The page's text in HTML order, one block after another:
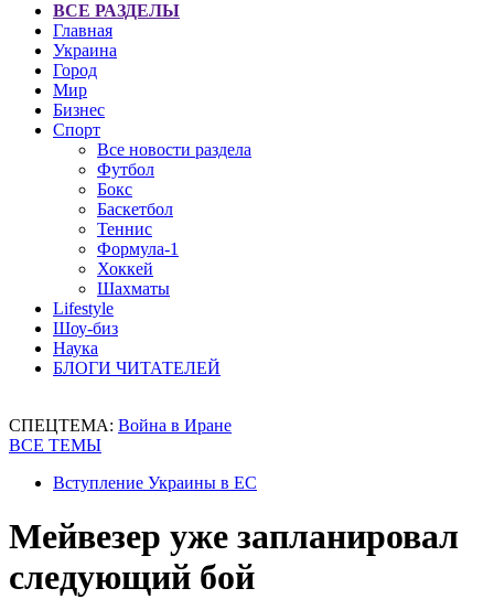
ВСЕ РАЗДЕЛЫ
Главная
Украина
Город
Мир
Бизнес
Спорт
Все новости раздела
Футбол
Бокс
Баскетбол
Теннис
Формула-1
Хоккей
Шахматы
Lifestyle
Шоу-биз
Наука
БЛОГИ ЧИТАТЕЛЕЙ
СПЕЦТЕМА: Война в Иране
ВСЕ ТЕМЫ
Вступление Украины в ЕС
Мейвезер уже запланировал
следующий бой